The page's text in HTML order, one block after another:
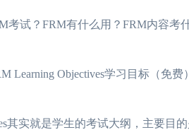
试？FRM有什么用？FRM内容考
Objectives学习目标（免费
实就是学生的考试大纲，主要目